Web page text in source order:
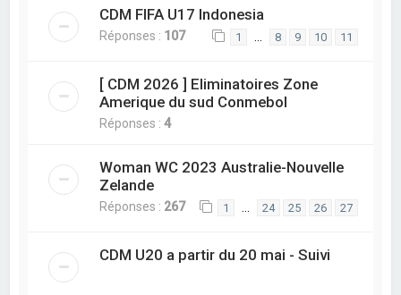
CDM FIFA U17 Indonesia
Réponses : 107 1 … 8 9 10 11
[ CDM 2026 ] Eliminatoires Zone
Amerique du sud Conmebol
Réponses :4
Woman WC 2023 Australie-Nouvelle
Zelande
Réponses : 267 1 … 24 25 26 27
CDM U20 a partir du 20 mai - Suivi